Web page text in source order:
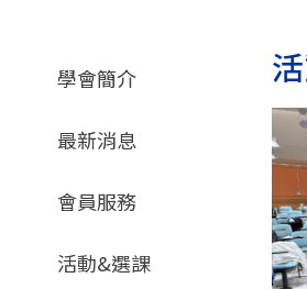
學會簡介
最新消息
會員服務
活動&選課